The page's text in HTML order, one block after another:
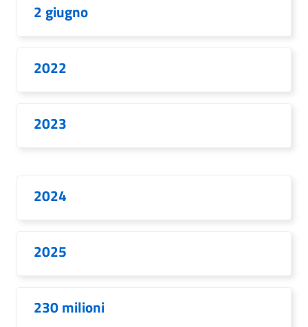
2 giugno
2022
2023
2024
2025
230 milioni